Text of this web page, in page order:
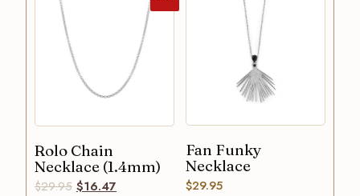
Rolo Chain
Necklace (1.4mm)
$29.95 $16.47
Fan Funky
Necklace
$29.95